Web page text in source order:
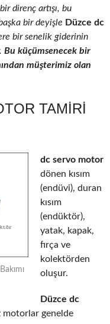
direnç artışı, bu
bir deyişle Düzce dc
bir senelik giderinin
Bu küçümsenecek bir
müşterimiz olan
TAMIRI
dc servo motor
dönen kısım
(endüvi), duran
kısım
(endüktör),
yatak, kapak,
fırça ve
kolektörden
oluşur.
Düzce dc
motorlar genelde